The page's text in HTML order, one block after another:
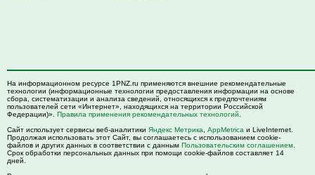
На информационном ресурсе 1PNZ.ru применяются внешние рекомендательные
технологии (информационные технологии предоставления информации на основе
сбора, систематизации и анализа сведений, относящихся к предпочтениям
пользователей сети «Интернет», находящихся на территории Российской
Федерации)». Правила применения рекомендательных технологий
Сайт использует сервисы веб-аналитики Яндекс Метрика AppMetrica и LiveInternet.
Продолжая использовать этот Сайт, вы соглашаетесь с использованием cookie-
файлов и других данных в соответствии с данным Пользовательским соглашением
Срок обработки персональных данных при помощи cookie-файлов составляет 14
дней.